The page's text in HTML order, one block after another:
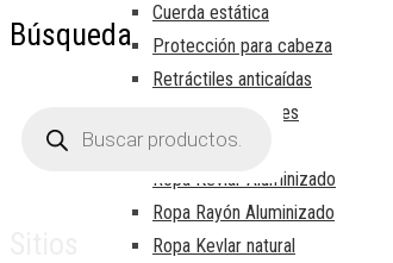
Cuerda estática
Protección para cabeza
Retráctiles anticaídas
Sistemas verticales
Protección contra calor
Ropa Kevlar Aluminizado
Ropa Rayón Aluminizado
Ropa Kevlar natural
Búsqueda
productos